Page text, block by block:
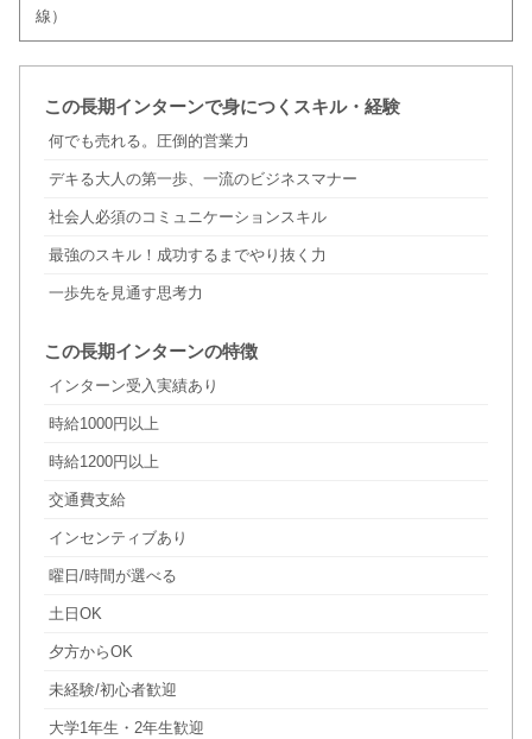
線）
この長期インターンで身につくスキル・経験
何でも売れる。圧倒的営業力
デキる大人の第一歩、一流のビジネスマナー
社会人必須のコミュニケーションスキル
最強のスキル！成功するまでやり抜く力
一歩先を見通す思考力
この長期インターンの特徴
インターン受入実績あり
時給1000円以上
時給1200円以上
交通費支給
インセンティブあり
曜日/時間が選べる
土日OK
夕方からOK
未経験/初心者歓迎
大学1年生・2年生歓迎